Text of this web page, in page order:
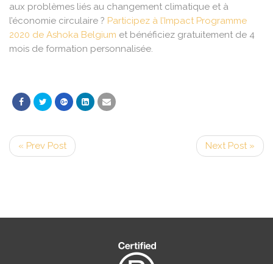
aux problèmes liés au changement climatique et à
l’économie circulaire ? Participez à l’Impact Programme
2020 de Ashoka Belgium et bénéficiez gratuitement de 4
mois de formation personnalisée.
« Prev Post Next Post »